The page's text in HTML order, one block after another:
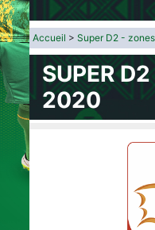
Accueil >Super D2 - zones
SUPER
2020